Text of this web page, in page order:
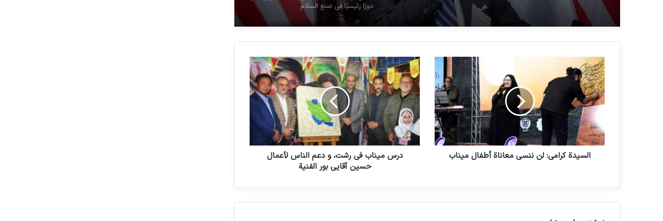
دورًا رئيسيًا في صنع السلام
يواجه الأشخاص عديمو الجنسية مأزقًا قانونيًا
كاتالونيا تعترف بارتكاب إسرائيل “جريمة
الفصل العنصري” ضد الفلسطينيين
سنغافورة تستعين بتكنولوجيا جديدة لرفع
الوعي بشأن الإرهاب
هجوم إرهابي على حافلة مدرسية في باكستان
السيدة كرامي: لن ننسى معاناة أطفال ميناب
درس ميناب في رشت، و دعم الناس لأعمال
حسين آقايي بور الفنية